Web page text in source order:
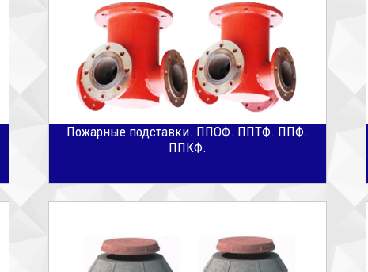
Пожарные подставки. ППОФ. ППТФ. ППФ.
ППКФ.